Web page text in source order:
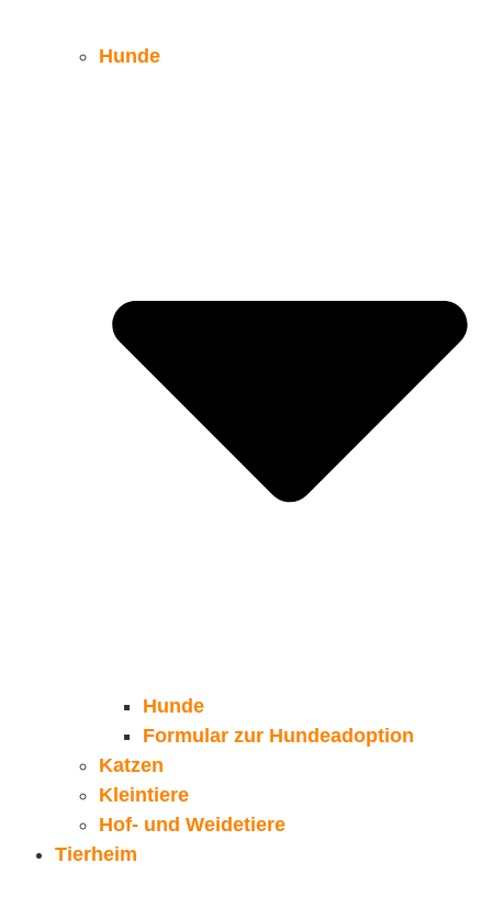
Hunde
Hunde
Formular zur Hundeadoption
Katzen
Kleintiere
Hof- und Weidetiere
Tierheim